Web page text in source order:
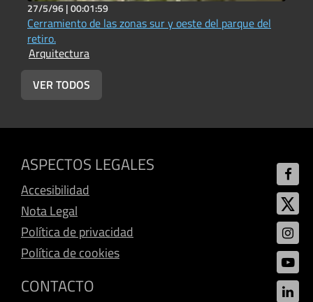
27/5/96 |00:01:59
Cerramiento de las zonas sur y oeste del parque del
retiro.
Arquitectura
VER TODOS
ASPECTOS LEGALES
Accesibilidad
Nota Legal
Política de privacidad
Política de cookies
CONTACTO